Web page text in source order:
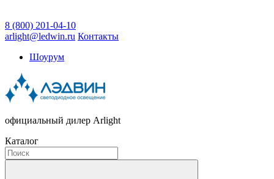
8 (800) 201-04-10
arlight@ledwin.ru Контакты
Шоурум
официальный дилер Arlight
Каталог